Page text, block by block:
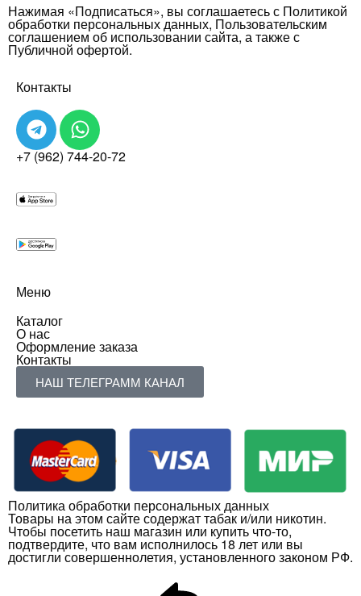
Нажимая «Подписаться», вы соглашаетесь с Политикой
обработки персональных данных, Пользовательским
соглашением об использовании сайта, а также с
Публичной офертой.
Контакты
+7 (962) 744-20-72
Меню
Каталог
О нас
Оформление заказа
Контакты
НАШ ТЕЛЕГРАММ КАНАЛ
Политика обработки персональных данных
Товары на этом сайте содержат табак и/или никотин.
Чтобы посетить наш магазин или купить что-то,
подтвердите, что вам исполнилось 18 лет или вы
достигли совершеннолетия, установленного законом РФ.